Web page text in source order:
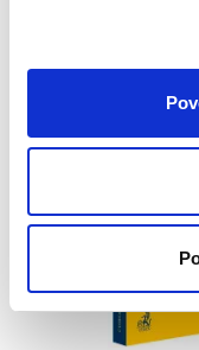
podle § 2933
řešení...